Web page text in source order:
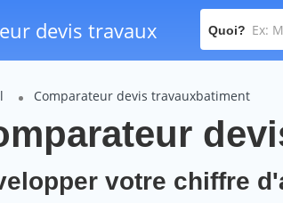
devis travaux Quoi?
Comparateur devis travauxbatiment
votre chiffre